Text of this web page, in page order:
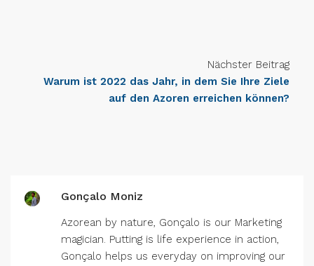
Nächster Beitrag
Warum ist 2022 das Jahr, in dem Sie Ihre Ziele
auf den Azoren erreichen können?
Gonçalo Moniz
Azorean by nature, Gonçalo is our Marketing
magician. Putting is life experience in action,
Gonçalo helps us everyday on improving our